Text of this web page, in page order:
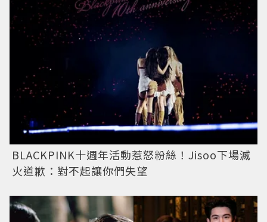
BLACKPINK十週年活動惹怒粉絲！Jisoo下場滅
火道歉：對不起讓你們失望